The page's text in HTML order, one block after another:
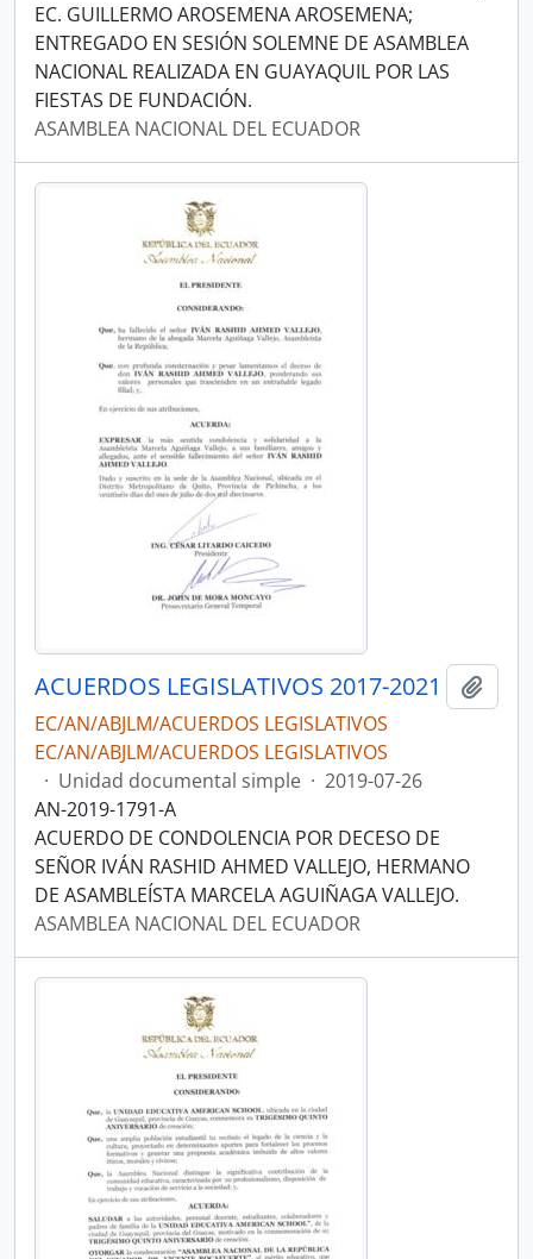
EC. GUILLERMO AROSEMENA AROSEMENA;
ENTREGADO EN SESIÓN SOLEMNE DE ASAMBLEA
NACIONAL REALIZADA EN GUAYAQUIL POR LAS
FIESTAS DE FUNDACIÓN.
ASAMBLEA NACIONAL DEL ECUADOR
ACUERDOS LEGISLATIVOS 2017-2021
EC/AN/ABJLM/ACUERDOS LEGISLATIVOS
EC/AN/ABJLM/ACUERDOS LEGISLATIVOS
· Unidad documental simple · 2019-07-26
AN-2019-1791-A
ACUERDO DE CONDOLENCIA POR DECESO DE
SEÑOR IVÁN RASHID AHMED VALLEJO, HERMANO
DE ASAMBLEÍSTA MARCELA AGUIÑAGA VALLEJO.
ASAMBLEA NACIONAL DEL ECUADOR